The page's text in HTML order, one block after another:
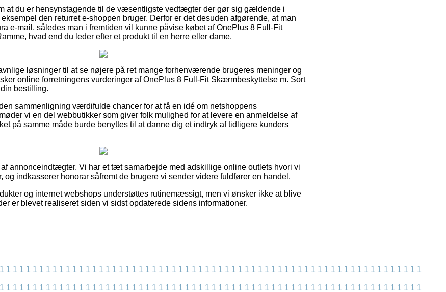
at du er hensynstagende til de væsentligste vedtægter der gør sig gældende i
den returret e-shoppen bruger. Derfor er det desuden afgørende, at man
e-mail, således man i fremtiden vil kunne påvise købet af OnePlus 8 Full-Fit
hvad end du leder efter et produkt til en herre eller dame.
løsninger til at se nøjere på ret mange forhenværende brugeres meninger og
online forretningens vurderinger af OnePlus 8 Full-Fit Skærmbeskyttelse m. Sort
bestilling.
sammenligning værdifulde chancer for at få en idé om netshoppens
vi en del webbutikker som giver folk mulighed for at levere en anmeldelse af
på samme måde burde benyttes til at danne dig et indtryk af tidligere kunders
annonceindtægter. Vi har et tæt samarbejde med adskillige online outlets hvori vi
og indkasserer honorar såfremt de brugere vi sender videre fuldfører en handel.
og internet webshops understøttes rutinemæssigt, men vi ønsker ikke at blive
er blevet realiseret siden vi sidst opdaterede sidens informationer.
1 1 1 1 1 1 1 1 1 1 1 1 1 1 1 1 1 1 1 1 1 1 1 1 1 1 1 1 1 1 1 1 1 1 1 1 1 1 1 1 1 1 1 1 1 1 1 1 1 1 1 1 1 1 1 1 1 1 1 1 1 1 1 1
1 1 1 1 1 1 1 1 1 1 1 1 1 1 1 1 1 1 1 1 1 1 1 1 1 1 1 1 1 1 1 1 1 1 1 1 1 1 1 1 1 1 1 1 1 1 1 1 1 1 1 1 1 1 1 1 1 1 1 1 1 1 1 1